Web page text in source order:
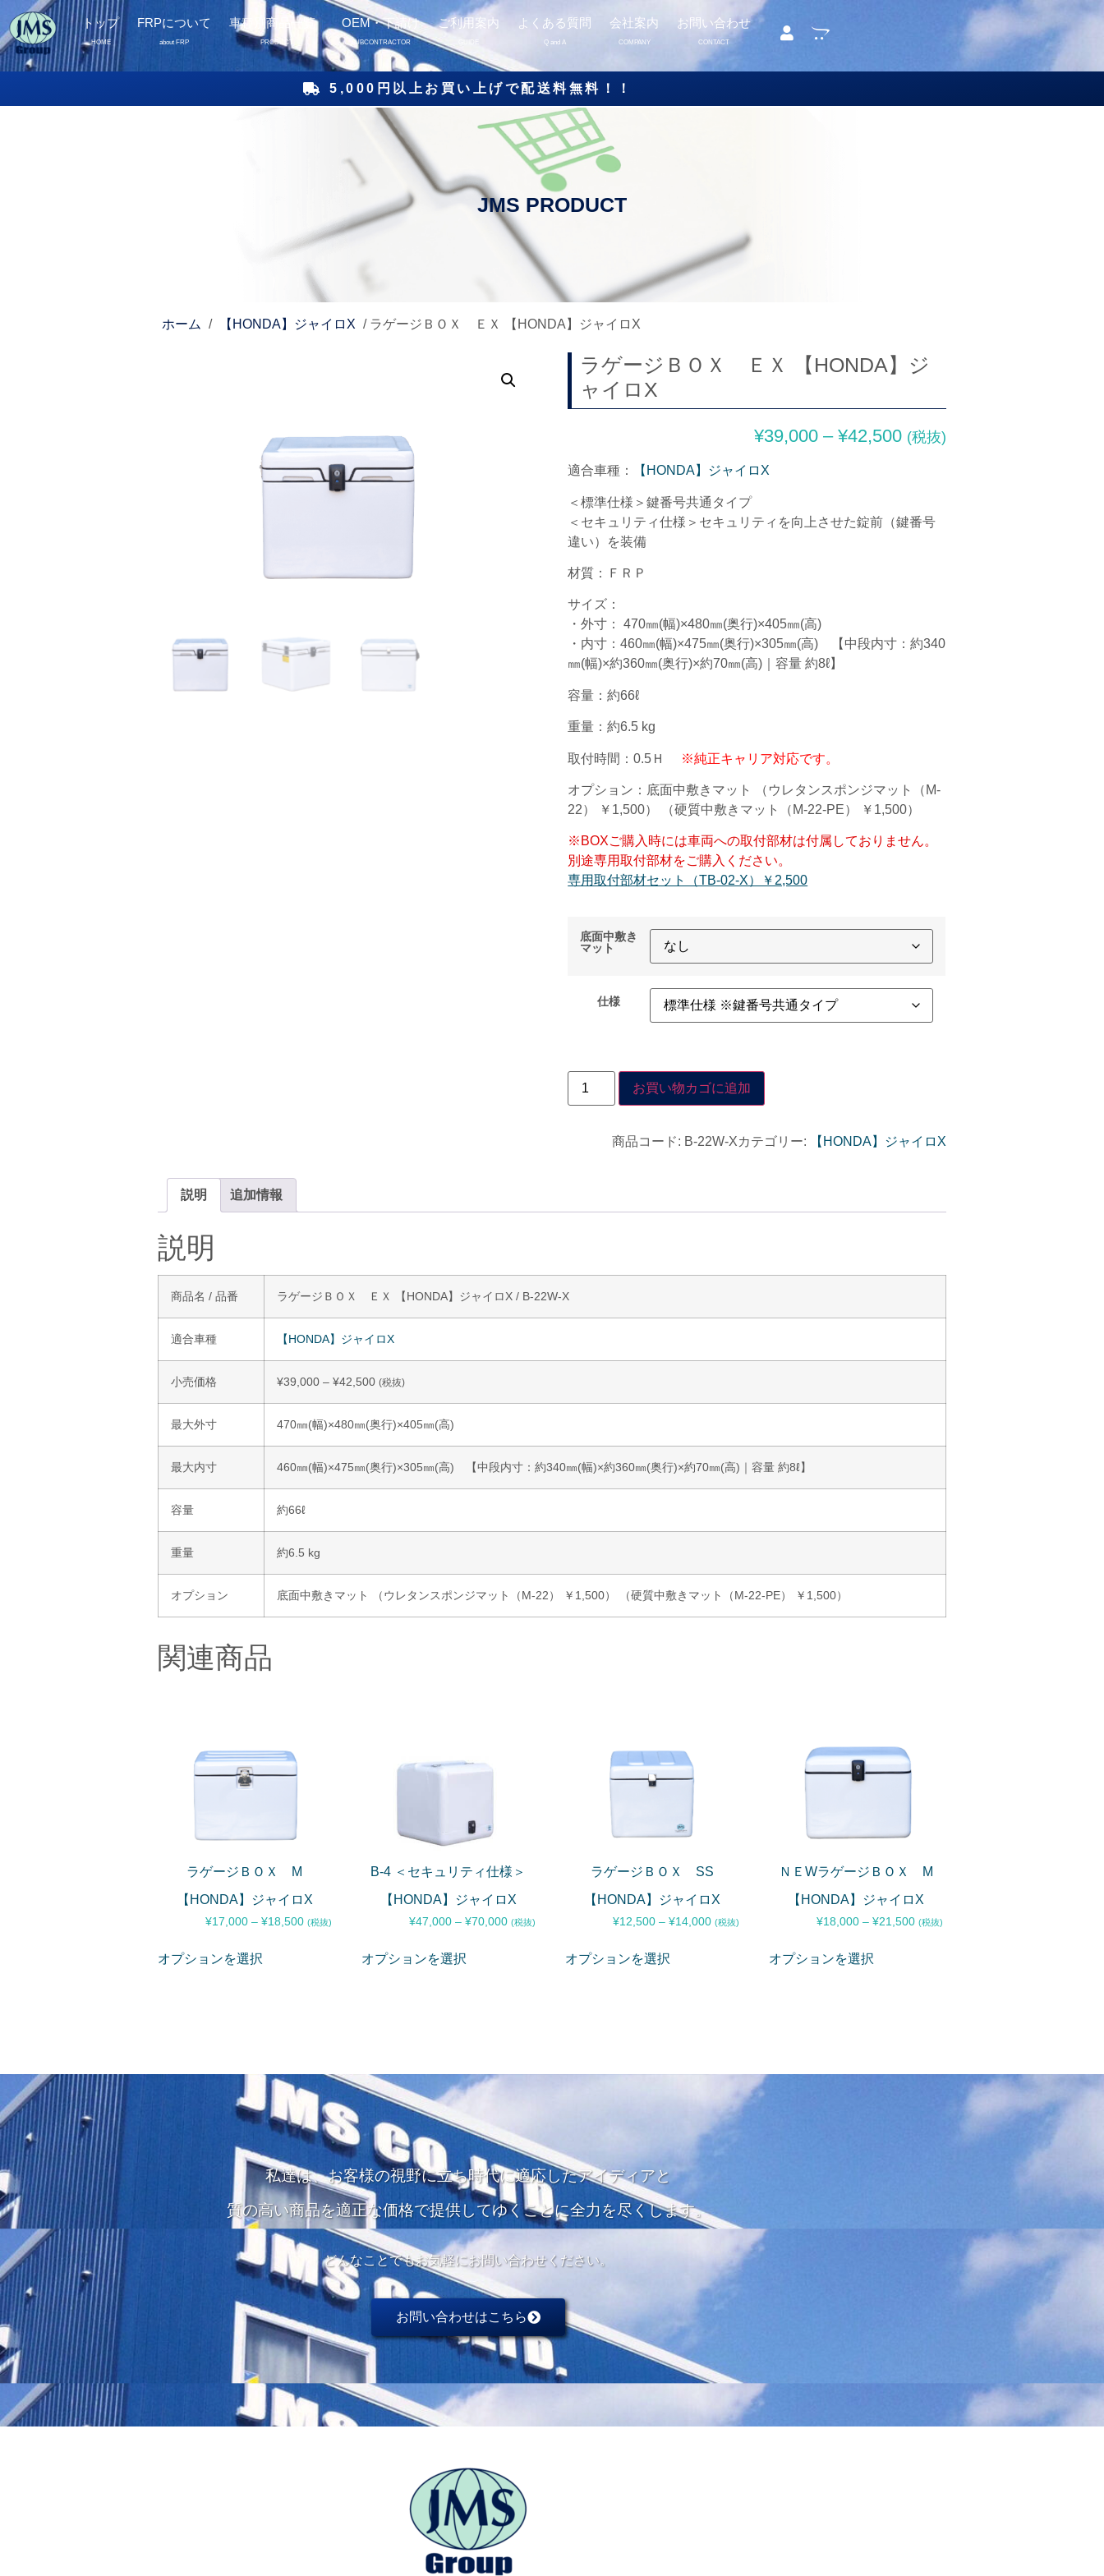
トップ
HOME
FRPについて
about FRP
車種別商品一覧
PRODUCT
OEM・下請け
SUBCONTRACTOR
ご利用案内 よくある質問
Q and A
会社案内
COMPANY
お問い合わせ
CONTACT
5,000円以上お買い上げで配送料無料！！
ホーム / 【HONDA】ジャイロX / ラゲージＢＯＸ ＥＸ 【HONDA】ジャイロX
ラゲージＢＯＸ ＥＸ 【HONDA】ジ
ャイロX
¥39,000 – ¥42,500 (税抜)
適合車種： 【HONDA】ジャイロX
＜標準仕様＞鍵番号共通タイプ
＜セキュリティ仕様＞セキュリティを向上させた錠前（鍵番号
違い）を装備
材質：ＦＲＰ
サイズ：
・外寸： 470㎜(幅)×480㎜(奥行)×405㎜(高)
・内寸：460㎜(幅)×475㎜(奥行)×305㎜(高) 【中段内寸：約340
㎜(幅)×約360㎜(奥行)×約70㎜(高)｜容量 約8ℓ】
容量：約66ℓ
重量：約6.5 kg
取付時間：0.5Ｈ ※純正キャリア対応です。
オプション：底面中敷きマット （ウレタンスポンジマット（M-
22） ￥1,500） （硬質中敷きマット（M-22-PE） ￥1,500）
※BOXご購入時には車両への取付部材は付属しておりません。
別途専用取付部材をご購入ください。
専用取付部材セット（TB-02-X）￥2,500
底面中敷き
マット
仕様
お買い物カゴに追加
商品コード: B-22W-Xカテゴリー: 【HONDA】ジャイロX
説明 追加情報
説明
商品名 / 品番 ラゲージＢＯＸ ＥＸ 【HONDA】ジャイロX / B-22W-X
適合車種 【HONDA】ジャイロX
小売価格 ¥39,000 – ¥42,500 (税抜)
最大外寸 470㎜(幅)×480㎜(奥行)×405㎜(高)
最大内寸 460㎜(幅)×475㎜(奥行)×305㎜(高) 【中段内寸：約340㎜(幅)×約360㎜(奥行)×約70㎜(高)｜容量 約8ℓ】
容量 約66ℓ
重量 約6.5 kg
オプション 底面中敷きマット （ウレタンスポンジマット（M-22） ￥1,500） （硬質中敷きマット（M-22-PE） ￥1,500）
関連商品
ラゲージＢＯＸ M
【HONDA】ジャイロX
¥17,000 – ¥18,500 (税抜)
オプションを選択
B-4 ＜セキュリティ仕様＞
【HONDA】ジャイロX
¥47,000 – ¥70,000 (税抜)
オプションを選択
ラゲージＢＯＸ SS
【HONDA】ジャイロX
¥12,500 – ¥14,000 (税抜)
オプションを選択
ＮＥWラゲージＢＯＸ M
【HONDA】ジャイロX
¥18,000 –¥21,500 (税抜)
オプションを選択
私達は、お客様の視野に立ち時代に適応したアイディアと
質の高い商品を適正な価格で提供してゆくことに全力を尽くします。
どんなことでもお気軽にお問い合わせください。
お問い合わせはこちら